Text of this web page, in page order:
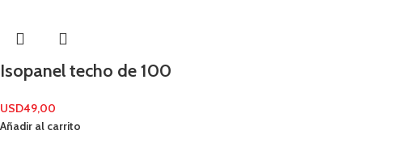
Isopanel techo de 100
USD49,00
Añadir al carrito